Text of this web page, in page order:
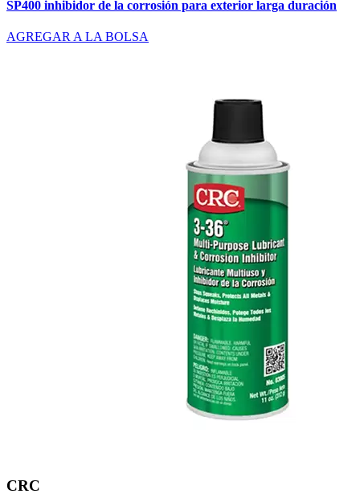
SP400 inhibidor de la corrosión para exterior larga duración
AGREGAR A LA BOLSA
CRC